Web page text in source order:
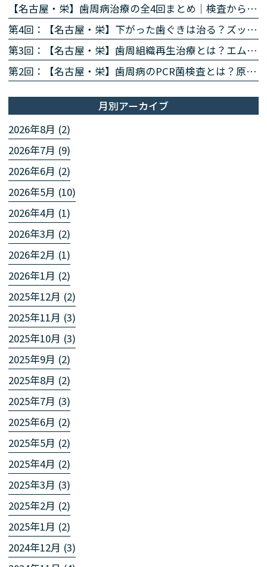
【名古屋・栄】歯周病治療の全4回まとめ｜検査から再生治療・歯肉退縮まで専門医が解説
第4回：【名古屋・栄】下がった歯ぐきは治る？ズッケリー法で歯肉退縮を改善する再生治療
第3回：【名古屋・栄】歯周組織再生治療とは？エムドゲイン・リグロスで歯を残す方法を専門医が解説
第2回：【名古屋・栄】歯周病のPCR菌検査とは？原因菌を見える化する4ステップを専門医が解説
月別アーカイブ
2026年8月 (2)
2026年7月 (9)
2026年6月 (2)
2026年5月 (10)
2026年4月 (1)
2026年3月 (2)
2026年2月 (1)
2026年1月 (2)
2025年12月 (2)
2025年11月 (3)
2025年10月 (3)
2025年9月 (2)
2025年8月 (2)
2025年7月 (3)
2025年6月 (2)
2025年5月 (2)
2025年4月 (2)
2025年3月 (3)
2025年2月 (2)
2025年1月 (2)
2024年12月 (3)